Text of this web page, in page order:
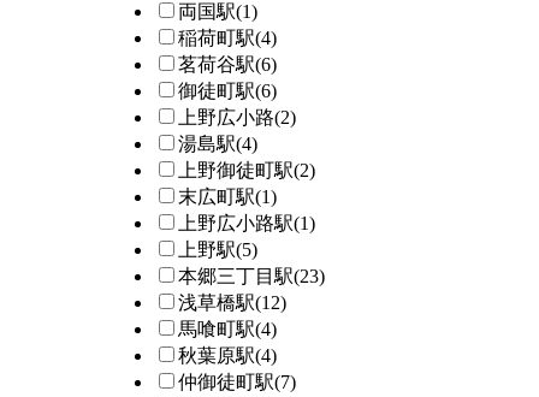
両国駅(1)
稲荷町駅(4)
茗荷谷駅(6)
御徒町駅(6)
上野広小路(2)
湯島駅(4)
上野御徒町駅(2)
末広町駅(1)
上野広小路駅(1)
上野駅(5)
本郷三丁目駅(23)
浅草橋駅(12)
馬喰町駅(4)
秋葉原駅(4)
仲御徒町駅(7)